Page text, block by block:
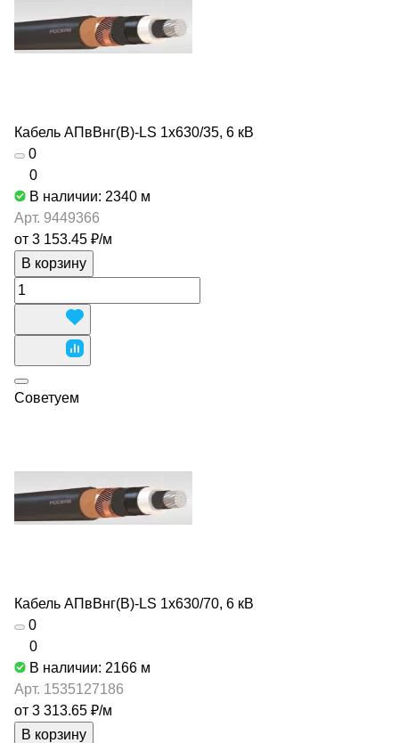
Кабель АПвВнг(В)-LS 1х630/35, 6 кВ
0
0
В наличии: 2340 м
Арт. 9449366
от 3 153.45 ₽/м
В корзину
Советуем
Кабель АПвВнг(В)-LS 1х630/70, 6 кВ
0
0
В наличии: 2166 м
Арт. 1535127186
от 3 313.65 ₽/м
В корзину